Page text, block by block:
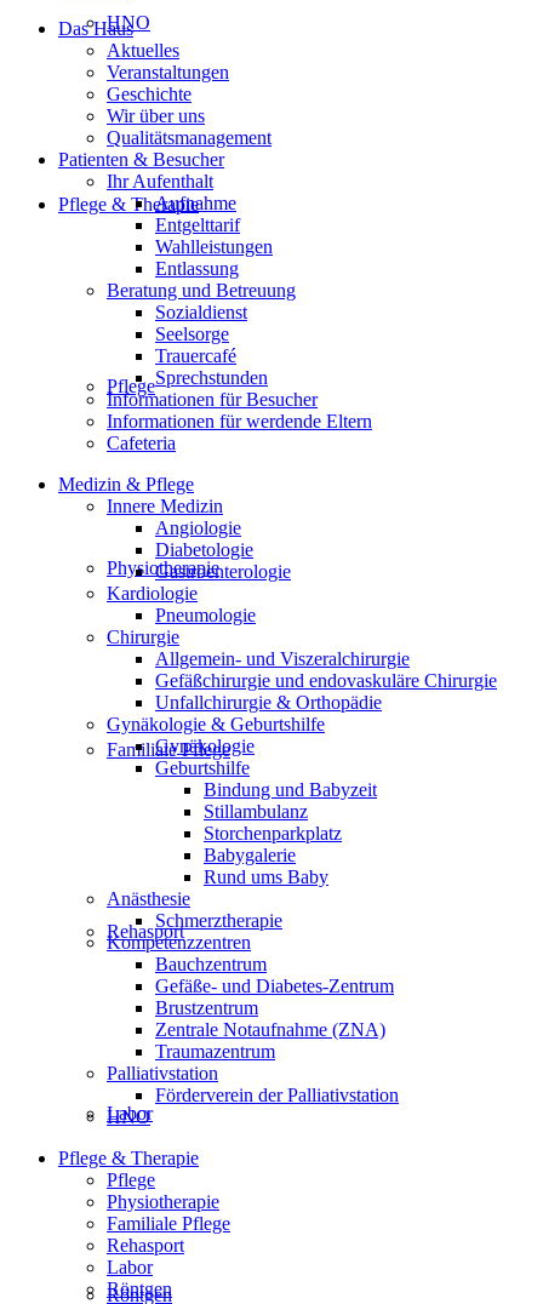
HNO
Pflege & Therapie
Pflege
Physiotherapie
Familiale Pflege
Rehasport
Labor
Röntgen
Das Haus
Aktuelles
Veranstaltungen
Geschichte
Wir über uns
Qualitätsmanagement
Patienten & Besucher
Ihr Aufenthalt
Aufnahme
Entgelttarif
Wahlleistungen
Entlassung
Beratung und Betreuung
Sozialdienst
Seelsorge
Trauercafé
Sprechstunden
Informationen für Besucher
Informationen für werdende Eltern
Cafeteria
Medizin & Pflege
Innere Medizin
Angiologie
Diabetologie
Gastroenterologie
Kardiologie
Pneumologie
Chirurgie
Allgemein- und Viszeralchirurgie
Gefäßchirurgie und endovaskuläre Chirurgie
Unfallchirurgie & Orthopädie
Gynäkologie & Geburtshilfe
Gynäkologie
Geburtshilfe
Bindung und Babyzeit
Stillambulanz
Storchenparkplatz
Babygalerie
Rund ums Baby
Anästhesie
Schmerztherapie
Kompetenzzentren
Bauchzentrum
Gefäße- und Diabetes-Zentrum
Brustzentrum
Zentrale Notaufnahme (ZNA)
Traumazentrum
Palliativstation
Förderverein der Palliativstation
HNO
Pflege & Therapie
Pflege
Physiotherapie
Familiale Pflege
Rehasport
Labor
Röntgen